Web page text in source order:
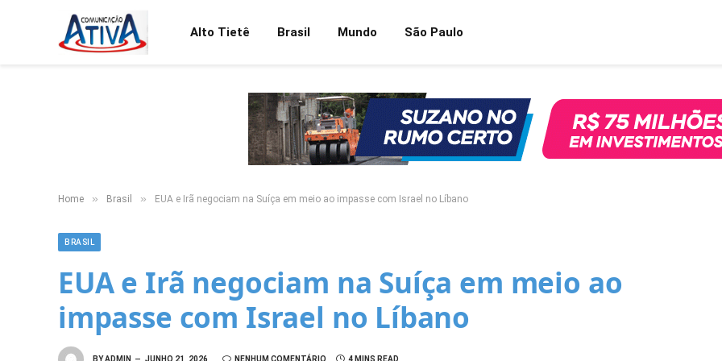
Alto Tietê Brasil Mundo São Paulo
Home » Brasil » EUA e Irã negociam na Suíça em meio ao impasse com Israel no Líbano
BRASIL
EUA e Irã negociam na Suíça em meio ao
impasse com Israel no Líbano
BYADMIN JUNHO 21, 2026 NENHUM COMENTÁRIO 4 MINS READ